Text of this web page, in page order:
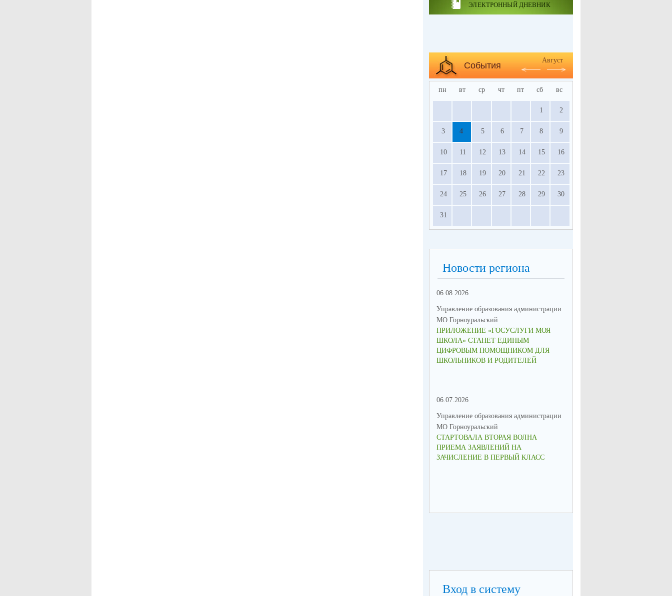
ЭЛЕКТРОННЫЙ ДНЕВНИК
События
Август
пн вт ср чт пт сб вс
1 2
3 4 5 6 7 8 9
10 11 12 13 14 15 16
17 18 19 20 21 22 23
24 25 26 27 28 29 30
31
Новости региона
06.08.2026
Управление образования администрации
МО Горноуральский
ПРИЛОЖЕНИЕ «ГОСУСЛУГИ МОЯ
ШКОЛА» СТАНЕТ ЕДИНЫМ
ЦИФРОВЫМ ПОМОЩНИКОМ ДЛЯ
ШКОЛЬНИКОВ И РОДИТЕЛЕЙ
06.07.2026
Управление образования администрации
МО Горноуральский
СТАРТОВАЛА ВТОРАЯ ВОЛНА
ПРИЕМА ЗАЯВЛЕНИЙ НА
ЗАЧИСЛЕНИЕ В ПЕРВЫЙ КЛАСС
Вход в систему